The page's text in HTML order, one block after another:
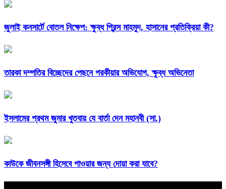
জুলাই কনসার্টে বোতল নিক্ষেপ: ক্ষুব্ধ প্রিন্স মাহমুদ, হাসানের প্রতিক্রিয়া কী?
তারকা দম্পতির বিচ্ছেদের পেছনে পরকীয়ার অভিযোগ, ক্ষুব্ধ অভিনেতা
ইসলামের প্রথম জুমার খুতবায় যে বার্তা দেন মহানবী (সা.)
কাউকে জীবনসঙ্গী হিসেবে পাওয়ার জন্য দোয়া করা যাবে?